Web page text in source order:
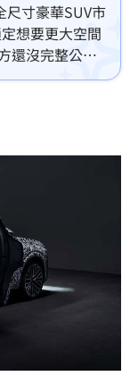
寸豪華SUV市
想要更大空間
還沒完整公布
細節，就已經